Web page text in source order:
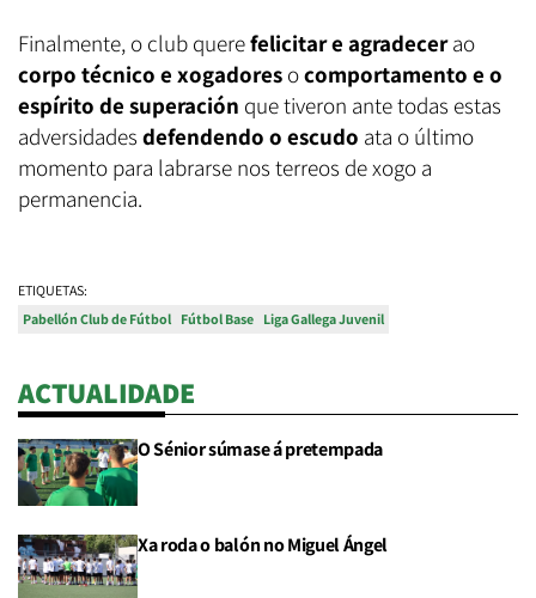
Finalmente, o club querefelicitar e agradecerao
corpo técnico e xogadores ocomportamento e o
espírito de superación que tiveron ante todas estas
adversidades defendendo o escudo ata o último
momento para labrarse nos terreos de xogo a
permanencia.
ETIQUETAS:
Pabellón Club de Fútbol Fútbol Base Liga Gallega Juvenil
ACTUALIDADE
O Sénior súmase á pretempada
Xa roda o balón no Miguel Ángel